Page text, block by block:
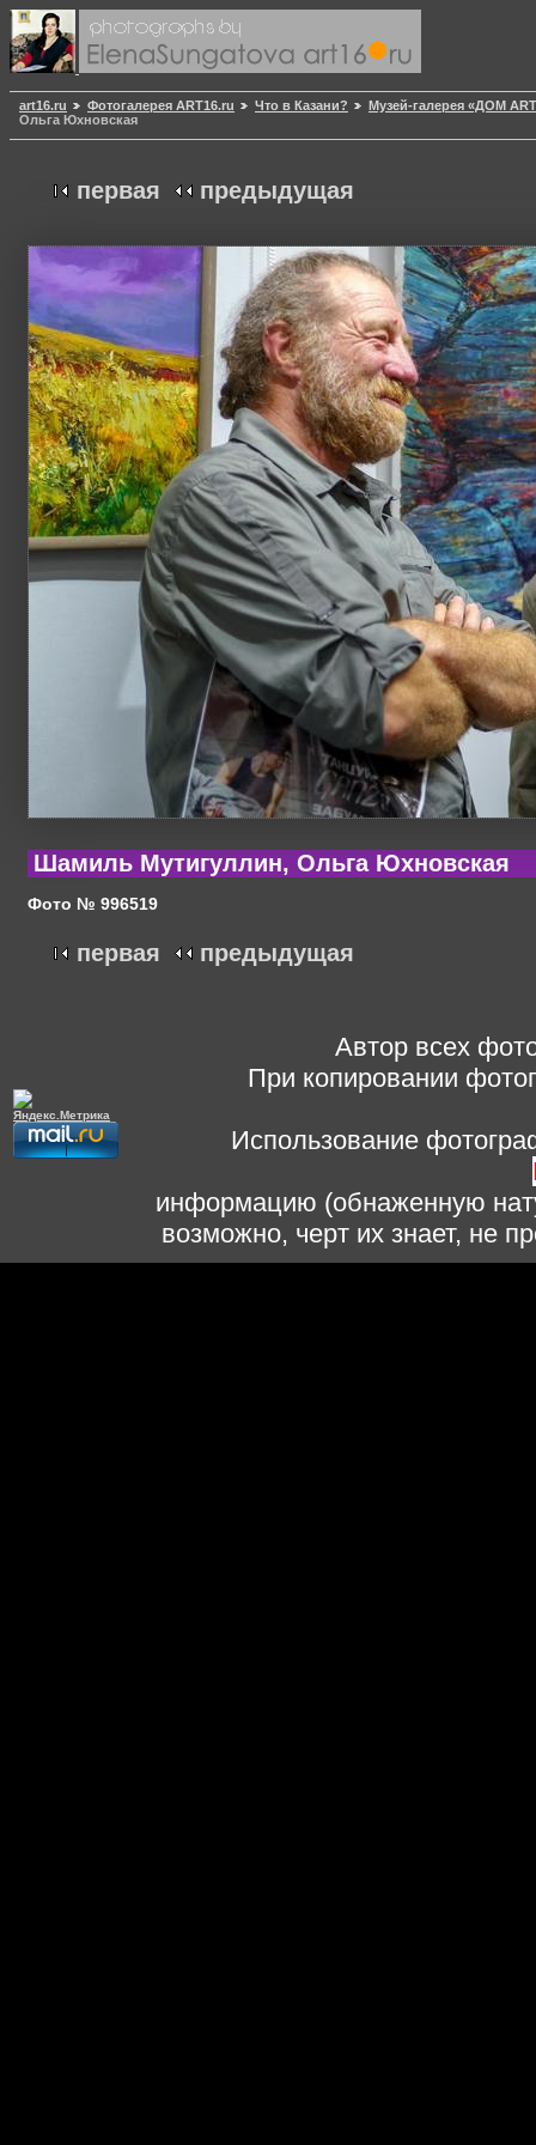
art16.ru Фотогалерея ART16.ru Что в Казани?
Музей-галерея «ДОМ
Ольга Юхновская
первая предыдущая
Шамиль Мутигуллин, Ольга Юхновская
Фото № 996519
первая предыдущая
Автор всех
При копировании
Использование
информацию (обнаженную
возможно, черт их знает, не